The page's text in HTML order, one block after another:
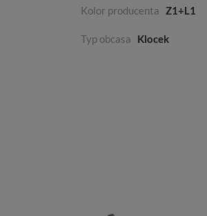
Kolor producenta Z1+L1
Typ obcasa Klocek